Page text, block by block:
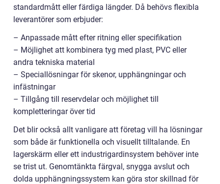
standardmått eller färdiga längder. Då behövs flexibla
leverantörer som erbjuder:
– Anpassade mått efter ritning eller specifikation
– Möjlighet att kombinera tyg med plast, PVC eller
andra tekniska material
– Speciallösningar för skenor, upphängningar och
infästningar
– Tillgång till reservdelar och möjlighet till
kompletteringar över tid
Det blir också allt vanligare att företag vill ha lösningar
som både är funktionella och visuellt tilltalande. En
lagerskärm eller ett industrigardinsystem behöver inte
se trist ut. Genomtänkta färgval, snygga avslut och
dolda upphängningssystem kan göra stor skillnad för